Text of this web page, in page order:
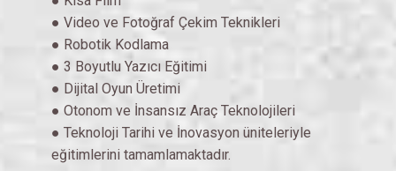
● Video ve Fotoğraf Çekim Teknikleri
● Robotik Kodlama
● 3 Boyutlu Yazıcı Eğitimi
● Dijital Oyun Üretimi
● Otonom ve İnsansız Araç Teknolojileri
● Teknoloji Tarihi ve İnovasyon üniteleriyle
eğitimlerini tamamlamaktadır.